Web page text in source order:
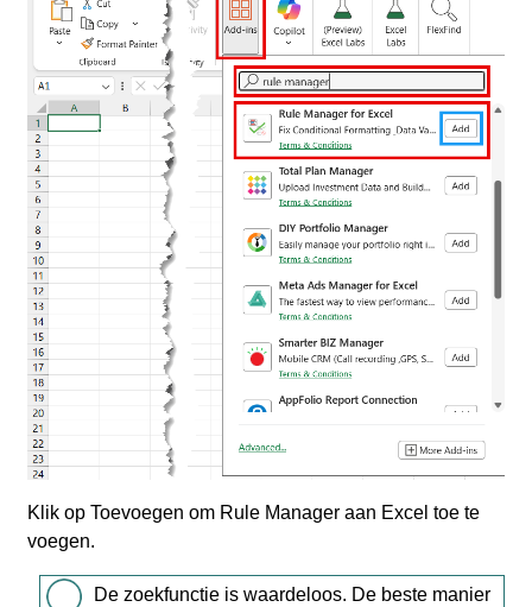
Klik op Toevoegen om Rule Manager aan Excel toe te
voegen.
De zoekfunctie is waardeloos. De beste manier